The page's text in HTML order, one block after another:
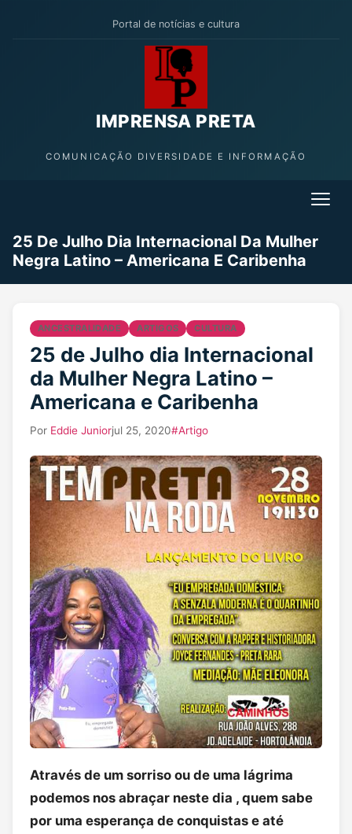
Portal de notícias e cultura
IMPRENSA PRETA
COMUNICAÇÃO DIVERSIDADE E INFORMAÇÃO
25 De Julho Dia Internacional Da Mulher
Negra Latino – Americana E Caribenha
ANCESTRALIDADE ARTIGOS CULTURA
25 de Julho dia Internacional
da Mulher Negra Latino –
Americana e Caribenha
Por Eddie Juniorjul 25, 2020#Artigo
Através de um sorriso ou de uma lágrima
podemos nos abraçar neste dia , quem sabe
por uma esperança de conquistas e até